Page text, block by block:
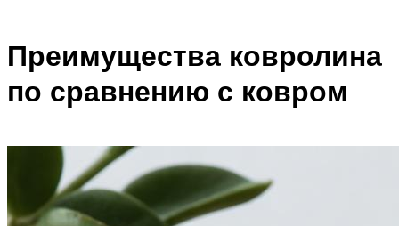
Преимущества ковролина
по сравнению с ковром